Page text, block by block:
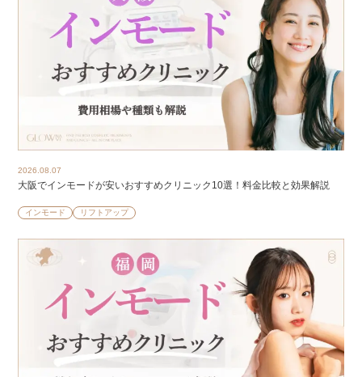
2026.08.07
大阪でインモードが安いおすすめクリニック10選！料金比較と効果解説
インモード リフトアップ